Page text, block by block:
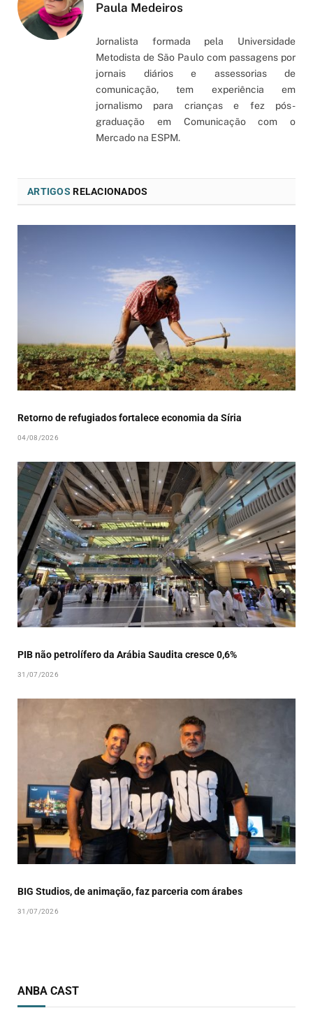
Paula Medeiros
Jornalista formada pela Universidade
Metodista de São Paulo com passagens por
jornais diários e assessorias de
comunicação, tem experiência em
jornalismo para crianças e fez pós-
graduação em Comunicação com o
Mercado na ESPM.
ARTIGOS RELACIONADOS
Retorno de refugiados fortalece economia da Síria
04/08/2026
PIB não petrolífero da Arábia Saudita cresce 0,6%
31/07/2026
BIG Studios, de animação, faz parceria com árabes
31/07/2026
ANBA CAST